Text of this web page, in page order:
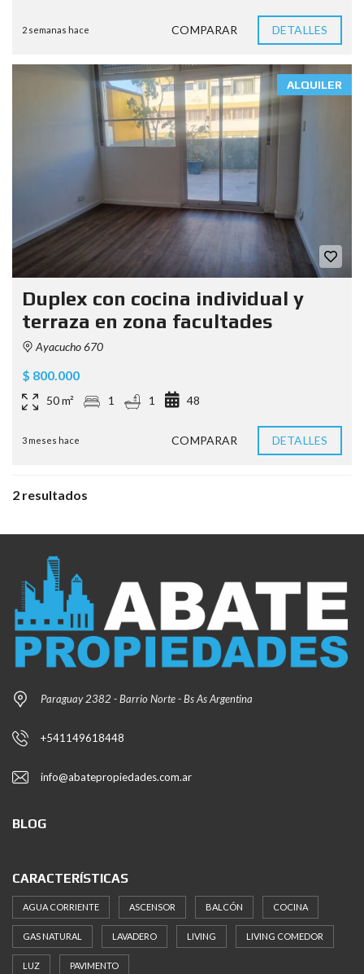
2 semanas hace COMPARAR DETALLES
ALQUILER
Duplex con cocina individual y
terraza en zona facultades
Ayacucho 670
$ 800.000
50 m² 1 1 48
3 meses hace COMPARAR DETALLES
2 resultados
Paraguay 2382 - Barrio Norte - Bs As Argentina
+541149618448
info@abatepropiedades.com.ar
BLOG
CARACTERÍSTICAS
AGUA CORRIENTE ASCENSOR BALCÓN COCINA
GAS NATURAL LAVADERO LIVING LIVING COMEDOR
LUZ PAVIMENTO